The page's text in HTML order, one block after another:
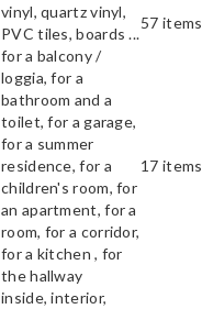
vinyl, quartz vinyl,
PVC tiles, boards ...
57 items
for a balcony /
loggia, for a
bathroom and a
toilet, for a garage,
for a summer
residence, for a
children's room, for
an apartment, for a
room, for a corridor,
for a kitchen , for
the hallway
17 items
inside, interior,